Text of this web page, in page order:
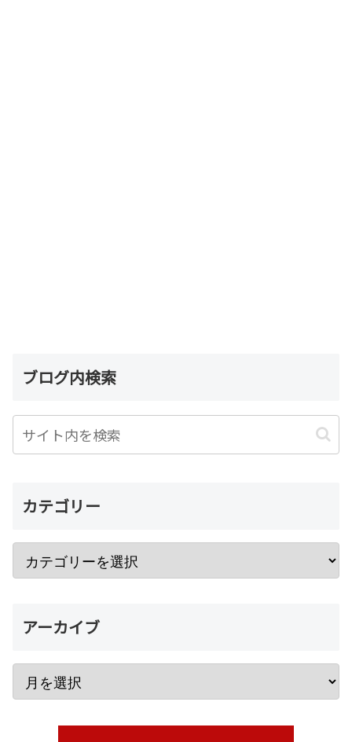
ブログ内検索
カテゴリー
アーカイブ